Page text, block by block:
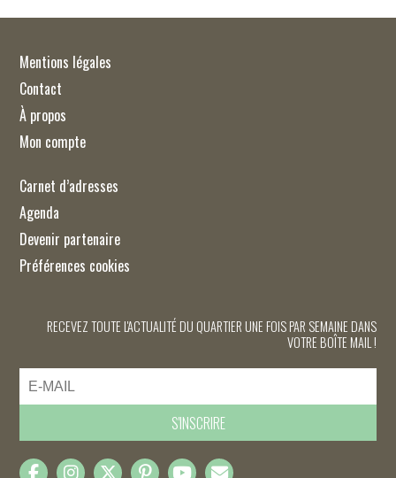
Mentions légales
Contact
À propos
Mon compte
Carnet d’adresses
Agenda
Devenir partenaire
Préférences cookies
RECEVEZ TOUTE L'ACTUALITÉ DU QUARTIER UNE FOIS PAR SEMAINE DANS
VOTRE BOÎTE MAIL !